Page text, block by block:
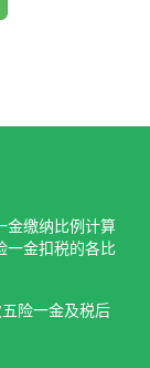
金缴纳比例计算
一金扣税的各比
五险一金及税后